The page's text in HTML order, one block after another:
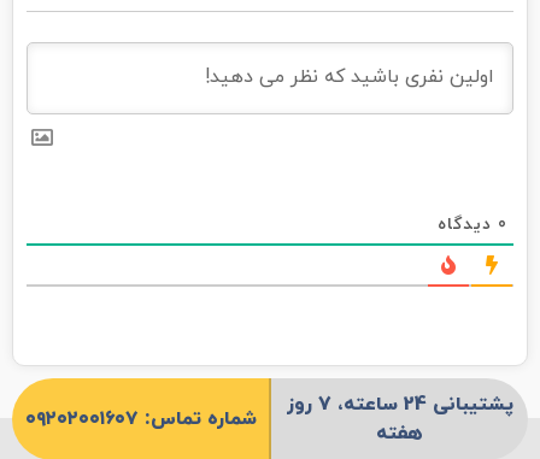
0 دیدگاه
پشتیبانی 24 ساعته، 7 روز
هفته
شماره تماس: ۰۹۲۰۲۰۰۱۶۰۷